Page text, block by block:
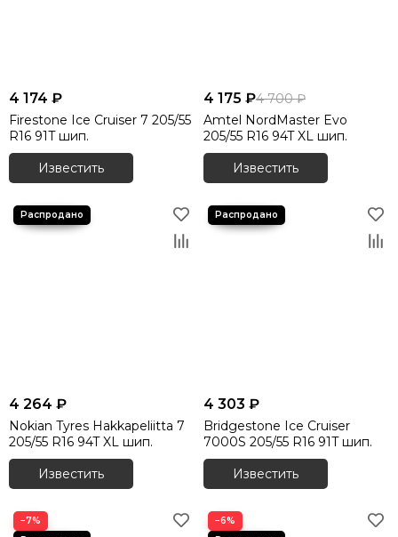
4 174 ₽
Firestone Ice Cruiser 7 205/55
R16 91T шип.
Известить
4 175 ₽4 700 ₽
Amtel NordMaster Evo
205/55 R16 94T XL шип.
Известить
4 264 ₽
Nokian Tyres Hakkapeliitta 7
205/55 R16 94T XL шип.
Известить
4 303 ₽
Bridgestone Ice Cruiser
7000S 205/55 R16 91T шип.
Известить
−7% −6%